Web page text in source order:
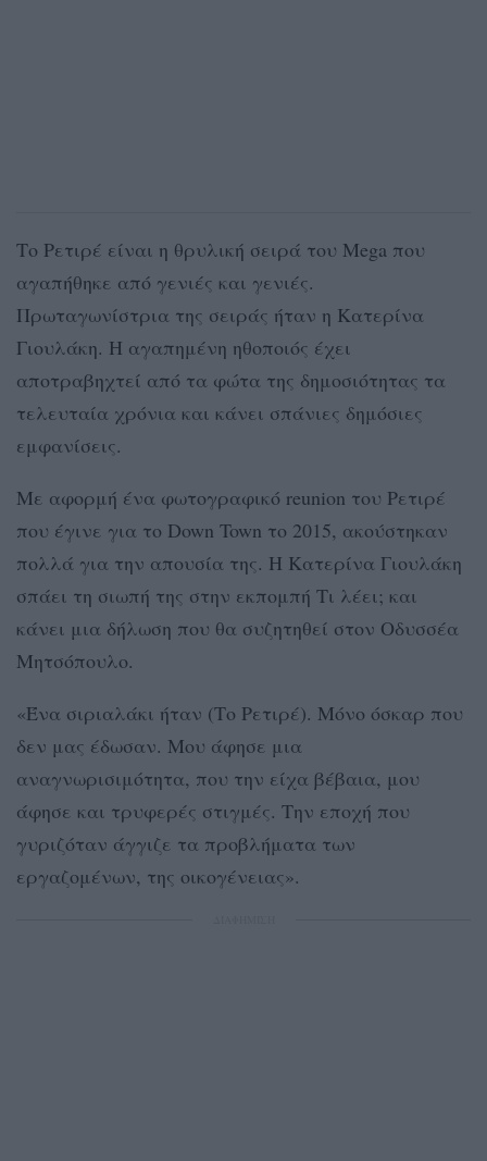
Το Ρετιρέ είναι η θρυλική σειρά του Mega που
αγαπήθηκε από γενιές και γενιές.
Πρωταγωνίστρια της σειράς ήταν η Κατερίνα
Γιουλάκη. Η αγαπημένη ηθοποιός έχει
αποτραβηχτεί από τα φώτα της δημοσιότητας τα
τελευταία χρόνια και κάνει σπάνιες δημόσιες
εμφανίσεις.
Με αφορμή ένα φωτογραφικό reunion του Ρετιρέ
που έγινε για το Down Town το 2015, ακούστηκαν
πολλά για την απουσία της. Η Κατερίνα Γιουλάκη
σπάει τη σιωπή της στην εκπομπή Τι λέει; και
κάνει μια δήλωση που θα συζητηθεί στον Οδυσσέα
Μητσόπουλο.
«Ένα σιριαλάκι ήταν (Το Ρετιρέ). Μόνο όσκαρ που
δεν μας έδωσαν. Μου άφησε μια
αναγνωρισιμότητα, που την είχα βέβαια, μου
άφησε και τρυφερές στιγμές. Την εποχή που
γυριζόταν άγγιζε τα προβλήματα των
εργαζομένων, της οικογένειας».